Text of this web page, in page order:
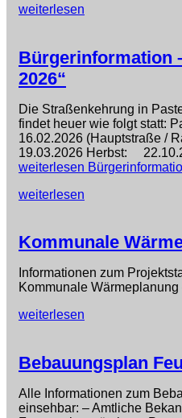
weiterlesen
Bürgerinformation
2026“
Die Straßenkehrung in
findet heuer wie folgt statt:
16.02.2026 (Hauptstraße /
19.03.2026 Herbst:
weiterlesen
weiterlesen
Kommunale
Informationen zum
Kommunale
weiterlesen
Bebauungsplan
Alle Informationen zum
einsehbar: – Amtliche